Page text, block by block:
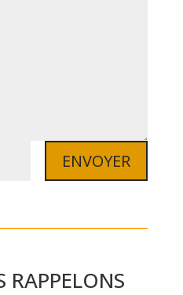
ENVOYER
RAPPELONS